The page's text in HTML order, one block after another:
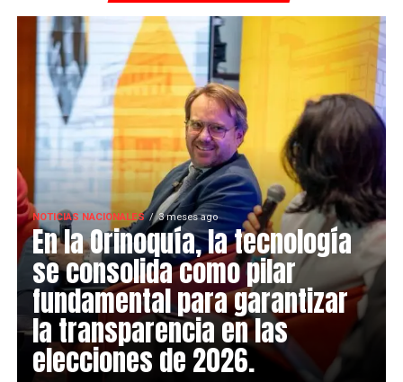
NOTICIAS NACIONALES 3 meses ago
En la Orinoquía, la tecnología
se consolida como pilar
fundamental para garantizar
la transparencia en las
elecciones de 2026.